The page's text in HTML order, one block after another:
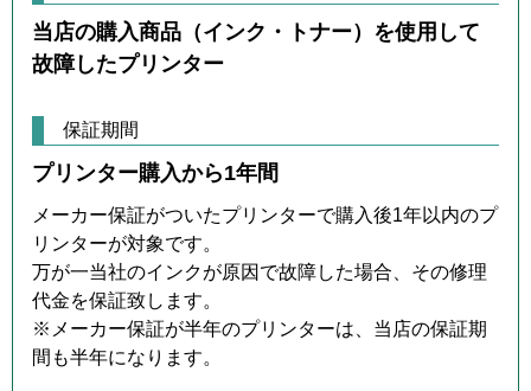
当店の購入商品（インク・トナー）を使用して
故障したプリンター
保証期間
プリンター購入から1年間
メーカー保証がついたプリンターで購入後1年以内のプ
リンターが対象です。
万が一当社のインクが原因で故障した場合、その修理
代金を保証致します。
※メーカー保証が半年のプリンターは、当店の保証期
間も半年になります。